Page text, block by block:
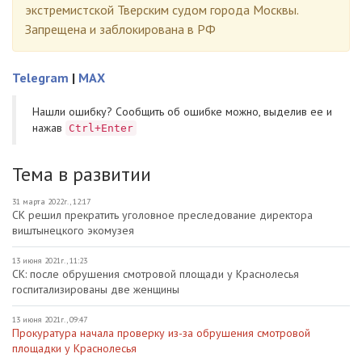
экстремистской Тверским судом города Москвы.
Запрещена и заблокирована в РФ
Telegram | MAX
Нашли ошибку? Cообщить об ошибке можно, выделив ее и
нажав
Ctrl+Enter
Тема в развитии
31 марта 2022г., 12:17
СК решил прекратить уголовное преследование директора
виштынецкого экомузея
13 июня 2021г., 11:23
СК: после обрушения смотровой площади у Краснолесья
госпитализированы две женщины
13 июня 2021г., 09:47
Прокуратура начала проверку из-за обрушения смотровой
площадки у Краснолесья